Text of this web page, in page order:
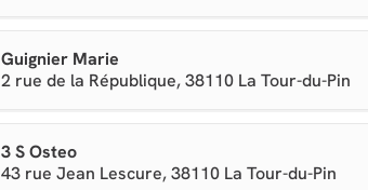
Guignier Marie
2 rue de la République, 38110 La Tour-du-Pin
3 S Osteo
43 rue Jean Lescure, 38110 La Tour-du-Pin